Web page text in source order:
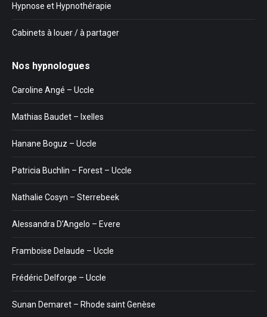
Hypnose et Hypnothérapie
Cabinets à louer / à partager
Nos hypnologues
Caroline Angé – Uccle
Mathias Baudet – Ixelles
Hanane Boguz – Uccle
Patricia Buchlin – Forest – Uccle
Nathalie Cosyn – Sterrebeek
Alessandra D’Angelo – Evere
Framboise Delaude – Uccle
Frédéric Delforge – Uccle
Sunan Demaret – Rhode saint Genèse